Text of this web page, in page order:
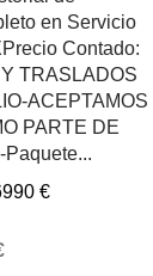
en Servicio
Contado:
TRASLADOS
ACEPTAMOS
PARTE DE
Paquete...
€